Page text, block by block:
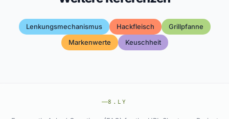
Lenkungsmechanismus Hackfleisch
Grillpfanne
Markenwerte
Keuschheit
8.LY